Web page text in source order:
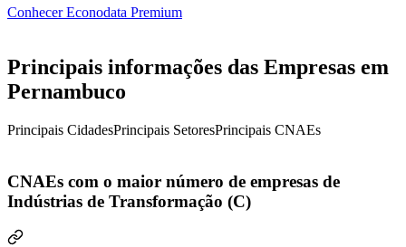
Conhecer Econodata Premium
Principais informações das Empresas em
Pernambuco
Principais CidadesPrincipais SetoresPrincipais CNAEs
CNAEs com o maior número de empresas de
Indústrias de Transformação (C)